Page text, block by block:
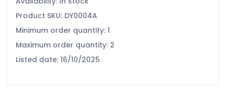
Product SKU: DY0004A
Minimum order quantity: 1
Maximum order quantity: 2
Listed date: 16/10/2025